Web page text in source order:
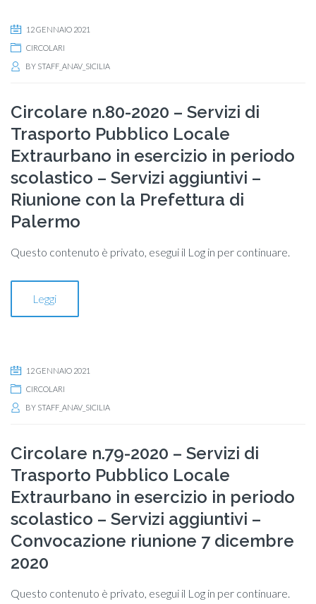
12 GENNAIO 2021
CIRCOLARI
BY STAFF_ANAV_SICILIA
Circolare n.80-2020 – Servizi di
Trasporto Pubblico Locale
Extraurbano in esercizio in periodo
scolastico – Servizi aggiuntivi –
Riunione con la Prefettura di
Palermo
Questo contenuto è privato, esegui il Log in per continuare.
Leggi
12 GENNAIO 2021
CIRCOLARI
BY STAFF_ANAV_SICILIA
Circolare n.79-2020 – Servizi di
Trasporto Pubblico Locale
Extraurbano in esercizio in periodo
scolastico – Servizi aggiuntivi –
Convocazione riunione 7 dicembre
2020
Questo contenuto è privato, esegui il Log in per continuare.